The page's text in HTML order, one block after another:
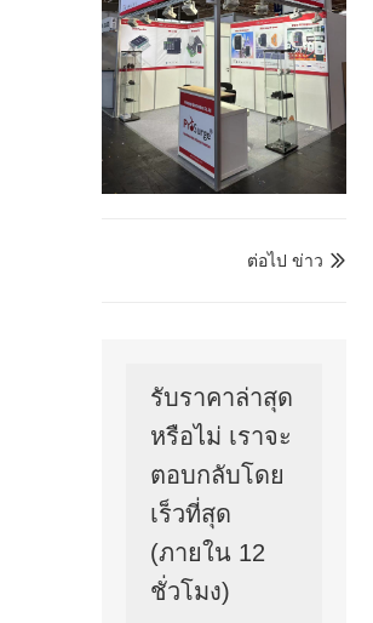

ต่อไป ข่าว
รับราคาล่าสุด
หรือไม่ เราจะ
ตอบกลับโดย
เร็วที่สุด
(ภายใน 12
ชั่วโมง)